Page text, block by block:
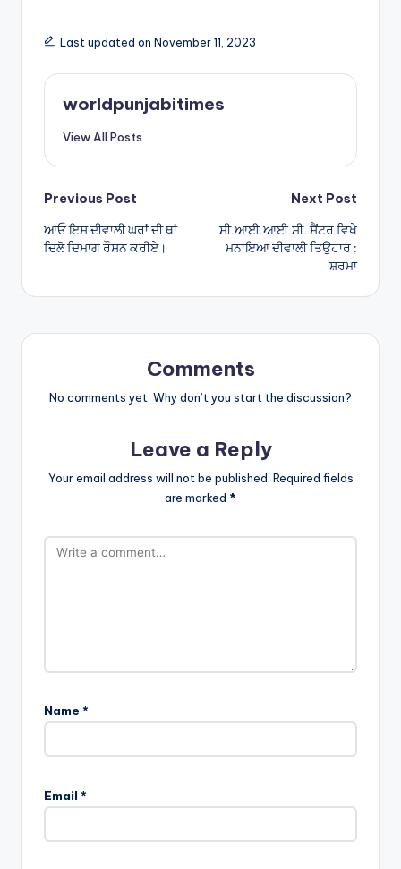
a
ts
A
p
ar
e
Last updated on November 11, 2023
worldpunjabitimes
View All Posts
Post
navigation
Previous Post
ਆਓ ਇਸ ਦੀਵਾਲੀ ਘਰਾਂ ਦੀ ਥਾਂ
ਦਿਲੋ ਦਿਮਾਗ ਰੌਸ਼ਨ ਕਰੀਏ।
Next Post
ਸੀ.ਆਈ.ਆਈ.ਸੀ. ਸੈਂਟਰ ਵਿਖੇ
ਮਨਾਇਆ ਦੀਵਾਲੀ ਤਿਉਹਾਰ :
ਸ਼ਰਮਾ
Comments
No comments yet. Why don’t you start the discussion?
Leave a Reply
Your email address will not be published. Required fields
are marked *
Name *
Email *